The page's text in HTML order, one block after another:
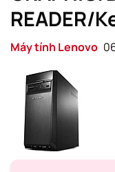
READER/
Máy tính Lenovo